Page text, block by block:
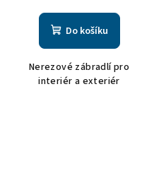
Do košíku
Nerezové zábradlí pro
interiér a exteriér